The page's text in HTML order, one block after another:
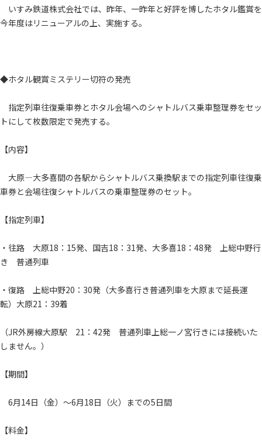
いすみ鉄道株式会社では、昨年、一昨年と好評を博したホタル鑑賞を
今年度はリニューアルの上、実施する。
◆ホタル観賞ミステリー切符の発売
指定列車往復乗車券とホタル会場へのシャトルバス乗車整理券をセッ
トにして枚数限定で発売する。
【内容】
大原―大多喜間の各駅からシャトルバス乗換駅までの指定列車往復乗
車券と会場往復シャトルバスの乗車整理券のセット。
【指定列車】
・往路 大原18：15発、国吉18：31発、大多喜18：48発 上総中野行
き 普通列車
・復路 上総中野20：30発（大多喜行き普通列車を大原まで延長運
転）大原21：39着
（JR外房線大原駅 21：42発 普通列車上総一ノ宮行きには接続いた
しません。）
【期間】
6月14日（金）～6月18日（火）までの5日間
【料金】